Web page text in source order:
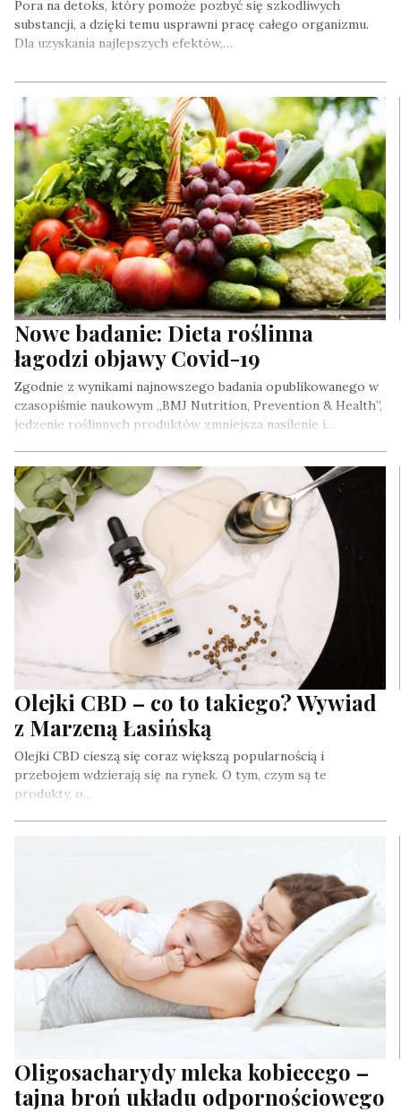
Pora na detoks, który pomoże pozbyć się szkodliwych
substancji, a dzięki temu usprawni pracę całego organizmu.
Dla uzyskania najlepszych efektów,…
Nowe badanie: Dieta roślinna
łagodzi objawy Covid-19
Zgodnie z wynikami najnowszego badania opublikowanego w
czasopiśmie naukowym „BMJ Nutrition, Prevention & Health”,
jedzenie roślinnych produktów zmniejsza nasilenie i…
Olejki CBD – co to takiego? Wywiad
z Marzeną Łasińską
Olejki CBD cieszą się coraz większą popularnością i
przebojem wdzierają się na rynek. O tym, czym są te
produkty, o…
Oligosacharydy mleka kobiecego –
tajna broń układu odpornościowego